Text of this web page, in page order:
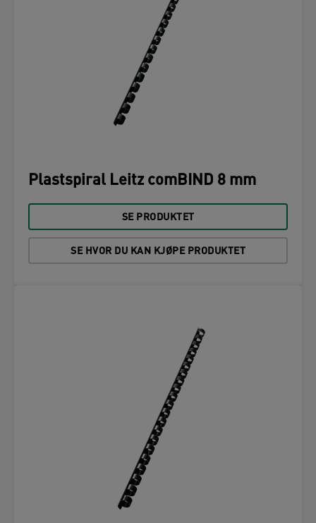
Plastspiral Leitz comBIND 8 mm
SE PRODUKTET
SE HVOR DU KAN KJØPE PRODUKTET